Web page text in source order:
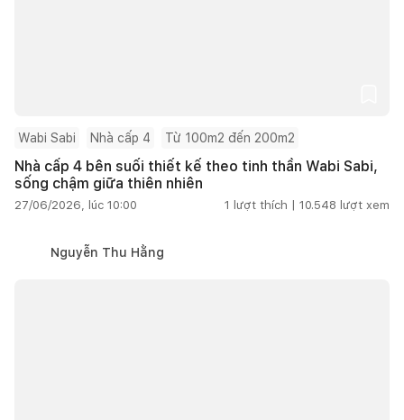
Wabi Sabi Nhà cấp 4 Từ 100m2 đến 200m2
Nhà cấp 4 bên suối thiết kế theo tinh thần Wabi Sabi,
sống chậm giữa thiên nhiên
27/06/2026, lúc 10:00 1 lượt thích | 10.548 lượt xem
Nguyễn Thu Hằng